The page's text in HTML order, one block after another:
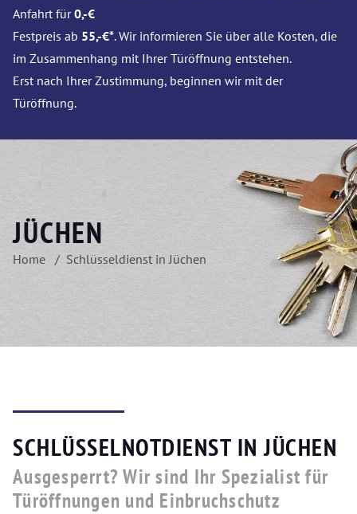
Anfahrt für0,-€
Festpreis ab 55,-€*. Wir informieren Sie über alle Kosten, die
im Zusammenhang mit Ihrer Türöffnung entstehen.
Erst nach Ihrer Zustimmung, beginnen wir mit der
Türöffnung.
JÜCHEN
Home Schlüsseldienst in Jüchen
SCHLÜSSELNOTDIENST IN JÜCHEN
Ausgesperrt? Wir sind Ihr Spezialist für
Türöffnungen und Einbruchschutz